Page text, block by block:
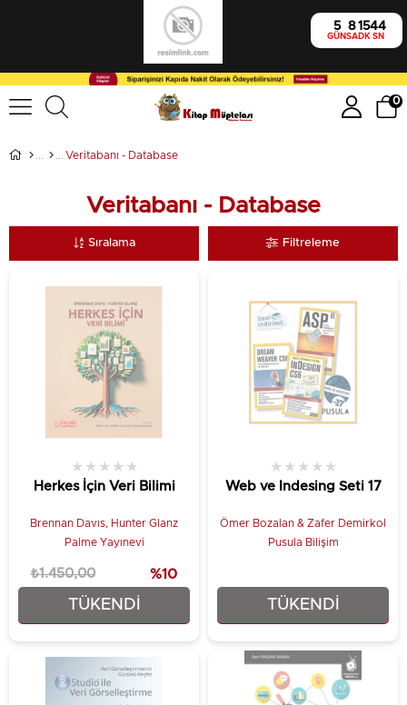
5
GÜN
8
SA
15
DK
44
SN
0
Veritabanı - Database
Veritabanı - Database
Filtreleme
Sıralama
TÜKENDI
Herkes İçin Veri Bilimi
★ ★ ★ ★ ★
Brennan Davıs, Hunter Glanz
Palme Yayınevi
₺1.305,00
₺1.450,00 %10
TÜKENDI
Web ve Indesing Seti 17
★ ★ ★ ★ ★
Ömer Bozalan & Zafer Demirkol
Pusula Bilişim
₺987,00